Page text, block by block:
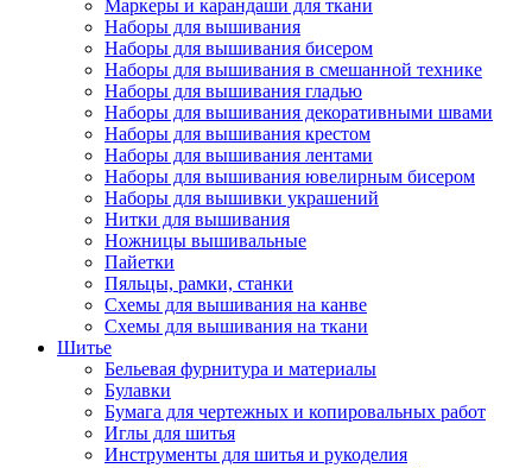
Маркеры и карандаши для ткани
Наборы для вышивания
Наборы для вышивания бисером
Наборы для вышивания в смешанной технике
Наборы для вышивания гладью
Наборы для вышивания декоративными швами
Наборы для вышивания крестом
Наборы для вышивания лентами
Наборы для вышивания ювелирным бисером
Наборы для вышивки украшений
Нитки для вышивания
Ножницы вышивальные
Пайетки
Пяльцы, рамки, станки
Схемы для вышивания на канве
Схемы для вышивания на ткани
Шитье
Бельевая фурнитура и материалы
Булавки
Бумага для чертежных и копировальных работ
Иглы для шитья
Инструменты для шитья и рукоделия